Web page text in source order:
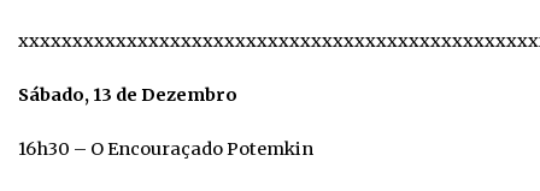
Sábado, 13 de Dezembro
16h30 – O Encouraçado Potemkin